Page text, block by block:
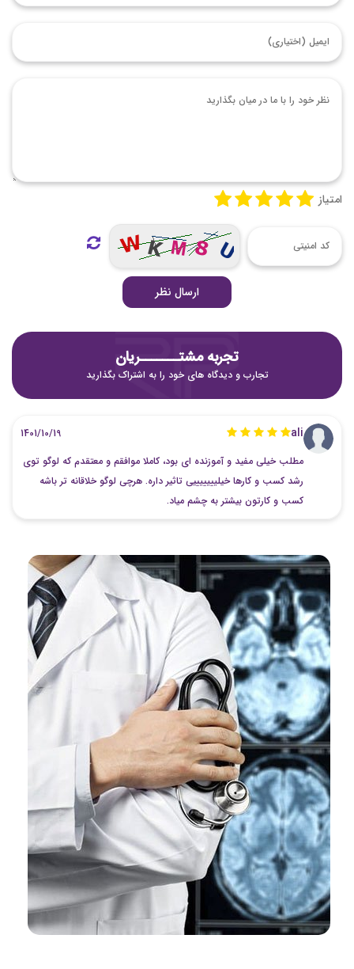
امتیاز
ارسال نظر
تجربه مشتـــــــریان
تجارب و دیدگاه های خود را به اشتراک بگذارید
ali
مطلب خیلی مفید و آموزنده ای بود، کاملا موافقم و معتقدم که لوگو توی
رشد کسب و کارها خیلیییییییی تاثیر داره. هرچی لوگو خلاقانه تر باشه
کسب و کارتون بیشتر به چشم میاد.
1401/10/19